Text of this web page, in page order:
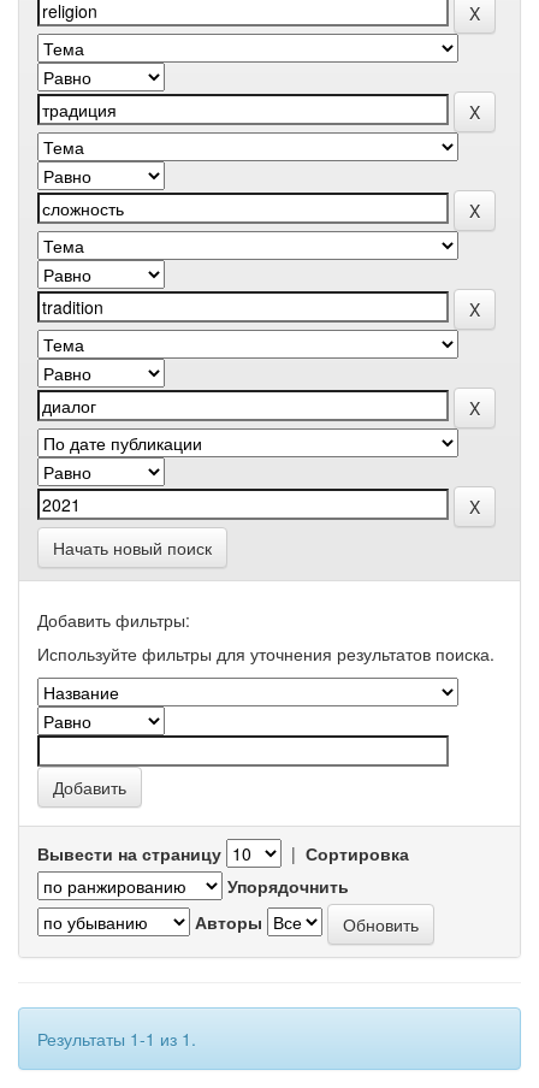
Начать новый поиск
Добавить фильтры:
Используйте фильтры для уточнения результатов поиска.
Вывести на страницу | Сортировка
Упорядочнить
Авторы
Результаты 1-1 из 1.